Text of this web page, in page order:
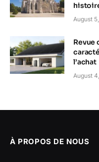
August
Revue
l’achat
August
À PROPOS DE NOUS